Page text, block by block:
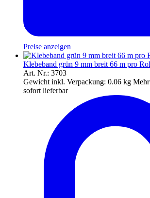
Preise anzeigen
Klebeband grün 9 mm breit 66 m pro
Art. Nr.: 3703
Gewicht inkl. Verpackung: 0.06 kg
sofort lieferbar